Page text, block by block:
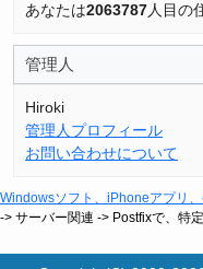
あなたは2063787人目の
管理人
Hiroki
管理人プロフィール
お問い合わせについて
Windowsソフト、iPhoneアプリ
-> サーバー関連 -> Postfixで、特